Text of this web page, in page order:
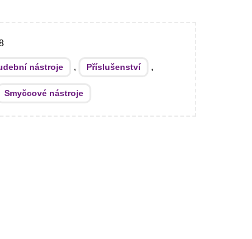
nástroje , Příslušenství ,
Smyčcové nástroje